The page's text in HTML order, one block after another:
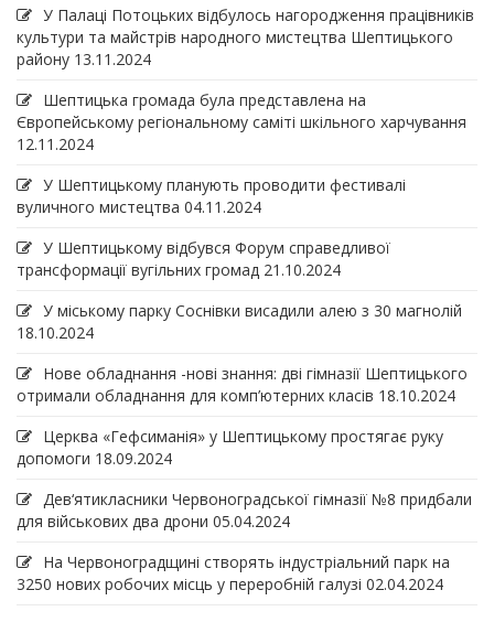
У Палаці Потоцьких відбулось нагородження працівників
культури та майстрів народного мистецтва Шептицького
району 13.11.2024
Шептицька громада була представлена на
Європейському регіональному саміті шкільного харчування
12.11.2024
У Шептицькому планують проводити фестивалі
вуличного мистецтва 04.11.2024
У Шептицькому відбувся Форум справедливої
трансформації вугільних громад 21.10.2024
У міському парку Соснівки висадили алею з 30 магнолій
18.10.2024
Нове обладнання -нові знання: дві гімназії Шептицького
отримали обладнання для комп’ютерних класів 18.10.2024
Церква «Гефсиманія» у Шептицькому простягає руку
допомоги 18.09.2024
Дев‘ятикласники Червоноградської гімназії №8 придбали
для військових два дрони 05.04.2024
На Червоноградщині створять індустріальний парк на
3250 нових робочих місць у переробній галузі 02.04.2024